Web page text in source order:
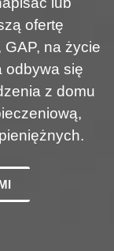
ofertę
na życie
odbywa się
z domu